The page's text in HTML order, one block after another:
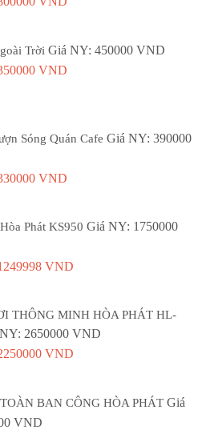
Trời Giá NY: 450000 VND
VND
Sóng Quán Cafe Giá NY: 390000
VND
Phát KS950 Giá NY: 1750000
VND
THÔNG MINH HÒA PHÁT HL-
2650000 VND
VND
BAN CÔNG HÒA PHÁT Giá
VND